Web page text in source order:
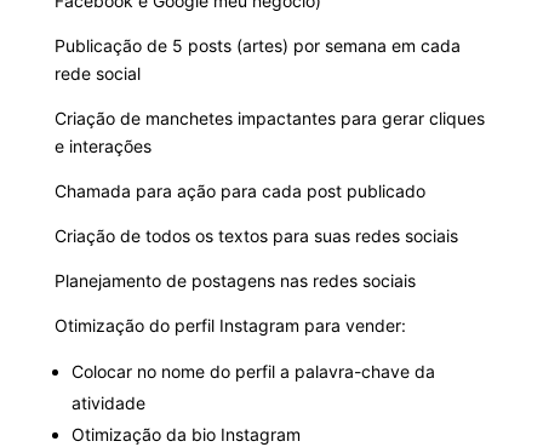
Publicação de 5 posts (artes) por semana em cada
rede social
Criação de manchetes impactantes para gerar cliques
e interações
Chamada para ação para cada post publicado
Criação de todos os textos para suas redes sociais
Planejamento de postagens nas redes sociais
Otimização do perfil Instagram para vender:
Colocar no nome do perfil a palavra-chave da
atividade
Otimização da bio Instagram